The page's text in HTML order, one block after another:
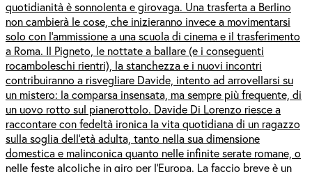
quotidianità è sonnolenta e girovaga. Una trasferta a Berlino
non cambierà le cose, che inizieranno invece a movimentarsi
solo con l’ammissione a una scuola di cinema e il trasferimento
a Roma. Il Pigneto, le nottate a ballare (e i conseguenti
rocamboleschi rientri), la stanchezza e i nuovi incontri
contribuiranno a risvegliare Davide, intento ad arrovellarsi su
un mistero: la comparsa insensata, ma sempre più frequente, di
un uovo rotto sul pianerottolo. Davide Di Lorenzo riesce a
raccontare con fedeltà ironica la vita quotidiana di un ragazzo
sulla soglia dell’età adulta, tanto nella sua dimensione
domestica e malinconica quanto nelle infinite serate romane, o
nelle feste alcoliche in giro per l’Europa. La faccio breve è un